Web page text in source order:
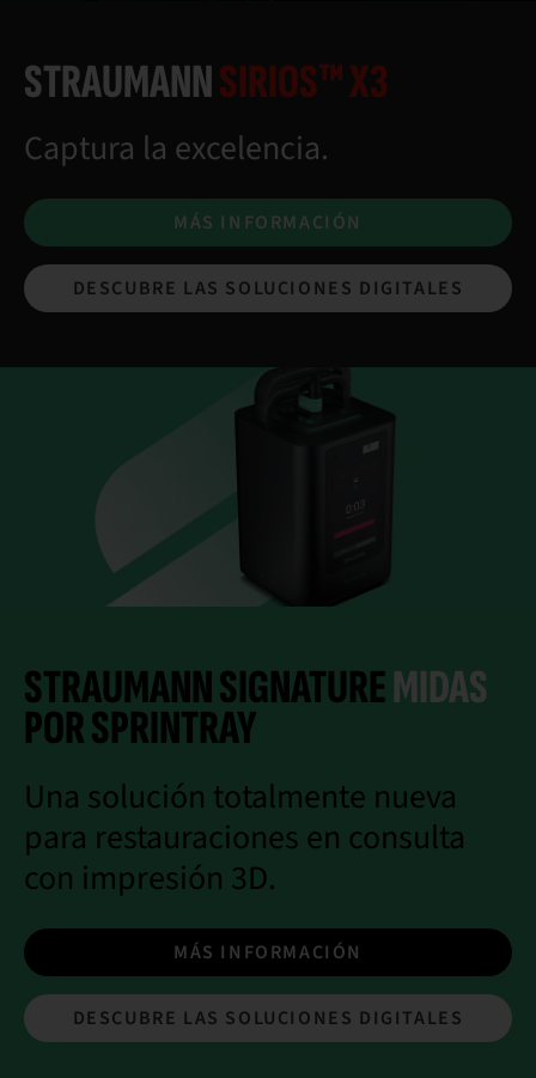
STRAUMANNSIRIOS™ X3
Captura la excelencia.
MÁS INFORMACIÓN
DESCUBRE LAS SOLUCIONES DIGITALES
STRAUMANN SIGNATUREMIDAS
POR SPRINTRAY
Una solución totalmente nueva
para restauraciones en consulta
con impresión 3D.
MÁS INFORMACIÓN
DESCUBRE LAS SOLUCIONES DIGITALES